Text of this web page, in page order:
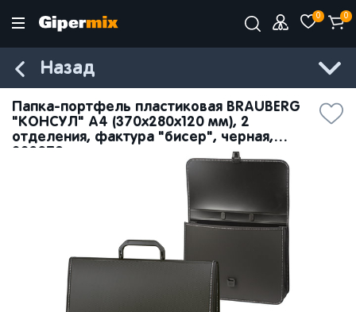
0 0
Назад
Папка-портфель пластиковая BRAUBERG
"КОНСУЛ" А4 (370х280х120 мм), 2
отделения, фактура "бисер", черная,
223079